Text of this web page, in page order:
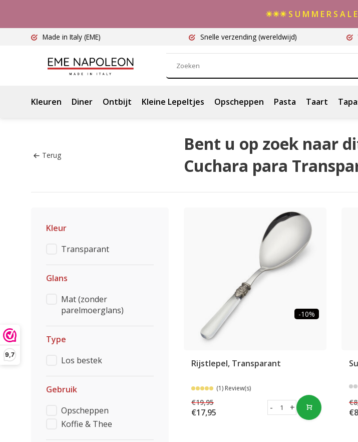
9,7
☀☀☀ S U M M E R S A L
Made in Italy (EME) Snelle verzending (wereldwijd)
Kleuren Diner Ontbijt Kleine Lepeltjes Opscheppen Pasta Taart
Terug
Bent u op zoek naar
Cuchara para
Kleur
Transparant
Glans
Mat (zonder
parelmoerglans)
Type
Los bestek
Gebruik
Opscheppen
Koffie & Thee
-10%
Rijstlepel, Transparant
(1) Review(s)
€19,95
€17,95 +
-